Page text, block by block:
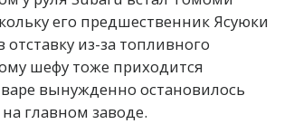
его предшественник Ясуюки
отставку из-за топливного
шефу тоже приходится
вынужденно остановилось
главном заводе.